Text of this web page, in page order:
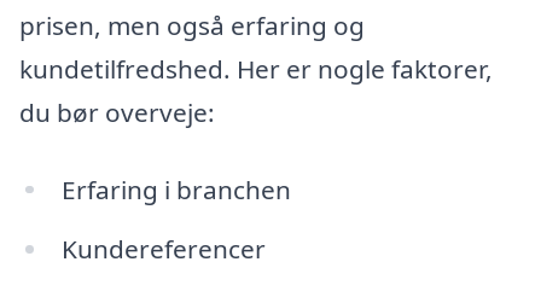
prisen, men også erfaring og
kundetilfredshed. Her er nogle faktorer,
du bør overveje:
Erfaring i branchen
Kundereferencer